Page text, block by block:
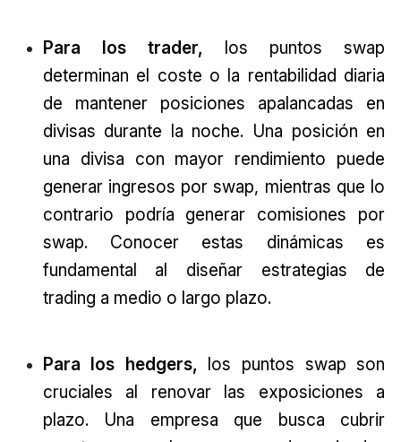
Para los trader, los puntos swap
determinan el coste o la rentabilidad diaria
de mantener posiciones apalancadas en
divisas durante la noche. Una posición en
una divisa con mayor rendimiento puede
generar ingresos por swap, mientras que lo
contrario podría generar comisiones por
swap. Conocer estas dinámicas es
fundamental al diseñar estrategias de
trading a medio o largo plazo.
Para los hedgers, los puntos swap son
cruciales al renovar las exposiciones a
plazo. Una empresa que busca cubrir